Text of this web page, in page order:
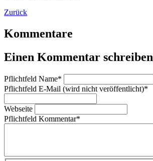
Zurück
Kommentare
Einen Kommentar schreiben
Pflichtfeld Name*
Pflichtfeld E-Mail (wird nicht veröffentlicht)*
Webseite
Pflichtfeld Kommentar*